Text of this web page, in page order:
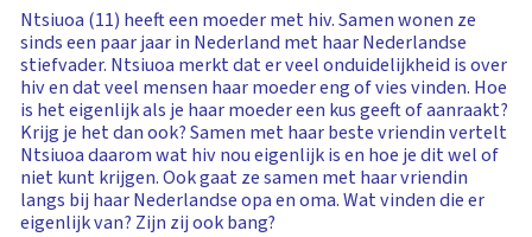
Ntsiuoa (11) heeft een moeder met hiv. Samen wonen ze
sinds een paar jaar in Nederland met haar Nederlandse
stiefvader. Ntsiuoa merkt dat er veel onduidelijkheid is over
hiv en dat veel mensen haar moeder eng of vies vinden. Hoe
is het eigenlijk als je haar moeder een kus geeft of aanraakt?
Krijg je het dan ook? Samen met haar beste vriendin vertelt
Ntsiuoa daarom wat hiv nou eigenlijk is en hoe je dit wel of
niet kunt krijgen. Ook gaat ze samen met haar vriendin
langs bij haar Nederlandse opa en oma. Wat vinden die er
eigenlijk van? Zijn zij ook bang?